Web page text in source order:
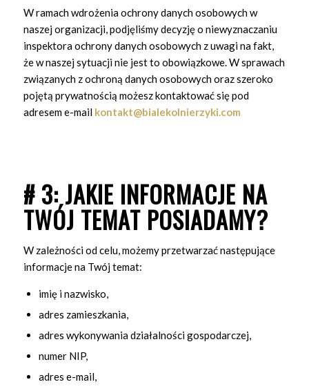
W ramach wdrożenia ochrony danych osobowych w
naszej organizacji, podjęliśmy decyzję o niewyznaczaniu
inspektora ochrony danych osobowych z uwagi na fakt,
że w naszej sytuacji nie jest to obowiązkowe. W sprawach
związanych z ochroną danych osobowych oraz szeroko
pojętą prywatnością możesz kontaktować się pod
adresem e-mail kontakt@bialekolnierzyki.com
# 3: JAKIE INFORMACJE NA
TWÓJ TEMAT POSIADAMY?
W zależności od celu, możemy przetwarzać następujące
informacje na Twój temat:
imię i nazwisko,
adres zamieszkania,
adres wykonywania działalności gospodarczej,
numer NIP,
adres e-mail,